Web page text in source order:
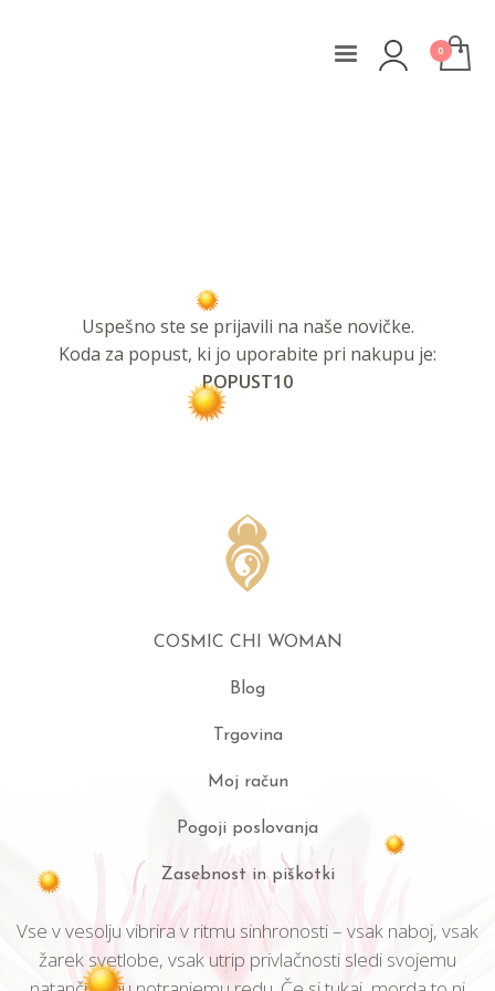
Uspešno ste se prijavili na naše novičke.
Koda za popust, ki jo uporabite pri nakupu je:
POPUST10
COSMIC CHI WOMAN
Blog
Trgovina
Moj račun
Pogoji poslovanja
Zasebnost in piškotki
Vse v vesolju vibrira v ritmu sinhronosti – vsak naboj, vsak
žarek svetlobe, vsak utrip privlačnosti sledi svojemu